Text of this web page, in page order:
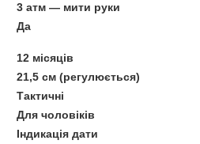
3 атм — мити руки
Да
12 місяців
21,5 см (регулюється)
Тактичні
Для чоловіків
Індикація дати